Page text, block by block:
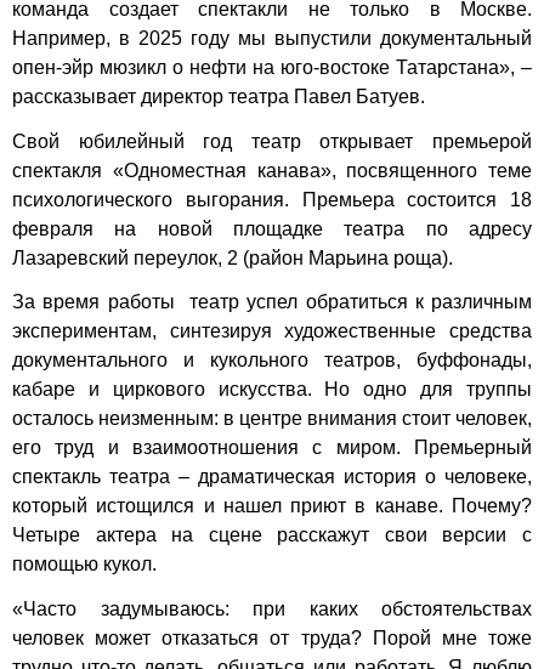
команда создает спектакли не только в Москве.
Например, в 2025 году мы выпустили документальный
опен-эйр мюзикл о нефти на юго-востоке Татарстана», –
рассказывает директор театра Павел Батуев.
Свой юбилейный год театр открывает премьерой
спектакля «Одноместная канава», посвященного теме
психологического выгорания. Премьера состоится 18
февраля на новой площадке театра по адресу
Лазаревский переулок, 2 (район Марьина роща).
За время работы театр успел обратиться к различным
экспериментам, синтезируя художественные средства
документального и кукольного театров, буффонады,
кабаре и циркового искусства. Но одно для труппы
осталось неизменным: в центре внимания стоит человек,
его труд и взаимоотношения с миром. Премьерный
спектакль театра – драматическая история о человеке,
который истощился и нашел приют в канаве. Почему?
Четыре актера на сцене расскажут свои версии с
помощью кукол.
«Часто задумываюсь: при каких обстоятельствах
человек может отказаться от труда? Порой мне тоже